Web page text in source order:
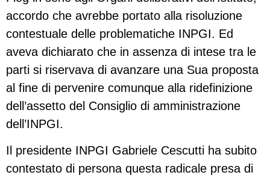
accordo che avrebbe portato alla risoluzione
contestuale delle problematiche INPGI. Ed
aveva dichiarato che in assenza di intese tra le
parti si riservava di avanzare una Sua proposta
al fine di pervenire comunque alla ridefinizione
dell’assetto del Consiglio di amministrazione
dell’INPGI.
Il presidente INPGI Gabriele Cescutti ha subito
contestato di persona questa radicale presa di